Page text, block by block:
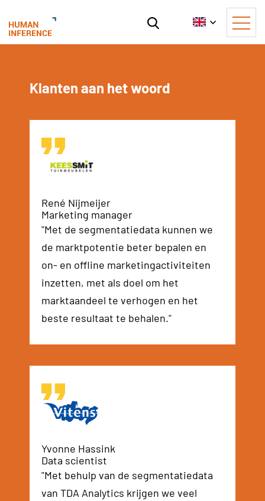
Klanten aan het woord
René Nijmeijer
Marketing manager
"Met de segmentatiedata kunnen we
de marktpotentie beter bepalen en
on- en offline marketingactiviteiten
inzetten, met als doel om het
marktaandeel te verhogen en het
beste resultaat te behalen."
Yvonne Hassink
Data scientist
"Met behulp van de segmentatiedata
van TDA Analytics krijgen we veel